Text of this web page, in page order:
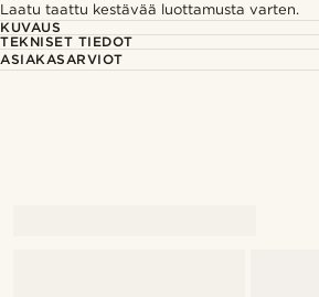
Laatu taattu kestävää luottamusta varten.
KUVAUS
TEKNISET TIEDOT
ASIAKASARVIOT